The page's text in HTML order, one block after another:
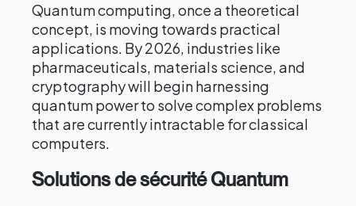
Quantum computing, once a theoretical
concept, is moving towards practical
applications. By 2026, industries like
pharmaceuticals, materials science, and
cryptography will begin harnessing
quantum power to solve complex problems
that are currently intractable for classical
computers.
Solutions de sécurité Quantum